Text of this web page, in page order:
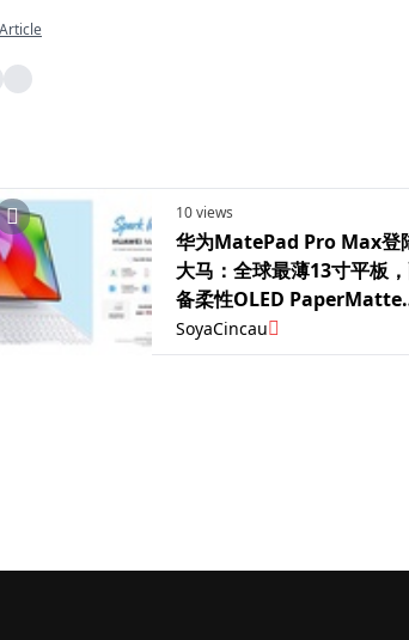
10 views
华为MatePad Pro Max登
大马：全球最薄13寸平板
备柔性OLED PaperMatte
幕，售价5999令吉
SoyaCincau